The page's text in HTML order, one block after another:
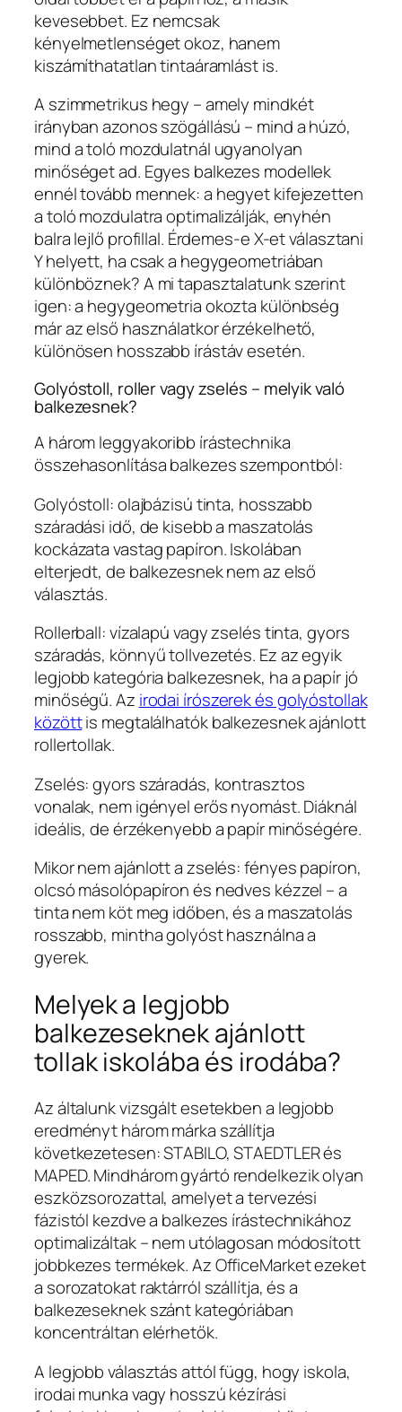
kevesebbet. Ez nemcsak
kényelmetlenséget okoz, hanem
kiszámíthatatlan tintaáramlást is.
A szimmetrikus hegy – amely mindkét
irányban azonos szögállású – mind a húzó,
mind a toló mozdulatnál ugyanolyan
minőséget ad. Egyes balkezes modellek
ennél tovább mennek: a hegyet kifejezetten
a toló mozdulatra optimalizálják, enyhén
balra lejlő profillal. Érdemes-e X-et választani
Y helyett, ha csak a hegygeometriában
különböznek? A mi tapasztalatunk szerint
igen: a hegygeometria okozta különbség
már az első használatkor érzékelhető,
különösen hosszabb írástáv esetén.
Golyóstoll, roller vagy zselés – melyik való
balkezesnek?
A három leggyakoribb írástechnika
összehasonlítása balkezes szempontból:
Golyóstoll: olajbázisú tinta, hosszabb
száradási idő, de kisebb a maszatolás
kockázata vastag papíron. Iskolában
elterjedt, de balkezesnek nem az első
választás.
Rollerball: vízalapú vagy zselés tinta, gyors
száradás, könnyű tollvezetés. Ez az egyik
legjobb kategória balkezesnek, ha a papír jó
minőségű. Az irodai írószerek és golyóstollak
közöttis megtalálhatók balkezesnek ajánlott
rollertollak.
Zselés: gyors száradás, kontrasztos
vonalak, nem igényel erős nyomást. Diáknál
ideális, de érzékenyebb a papír minőségére.
Mikor nem ajánlott a zselés: fényes papíron,
olcsó másolópapíron és nedves kézzel – a
tinta nem köt meg időben, és a maszatolás
rosszabb, mintha golyóst használna a
gyerek.
Melyek a legjobb
balkezeseknek ajánlott
tollak iskolába és irodába?
Az általunk vizsgált esetekben a legjobb
eredményt három márka szállítja
következetesen: STABILO, STAEDTLER és
MAPED. Mindhárom gyártó rendelkezik olyan
eszközsorozattal, amelyet a tervezési
fázistól kezdve a balkezes írástechnikához
optimalizáltak – nem utólagosan módosított
jobbkezes termékek. Az OfficeMarket ezeket
a sorozatokat raktárról szállítja, és a
balkezeseknek szánt kategóriában
koncentráltan elérhetők.
A legjobb választás attól függ, hogy iskola,
irodai munka vagy hosszú kézírási